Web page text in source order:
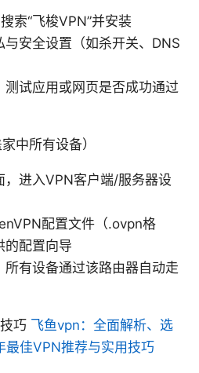
索“飞梭VPN”并安装
安全设置（如杀开关、DNS
测试应用或网页是否成功通过
中所有设备）
，进入VPN客户端/服务器设
配置文件（.ovpn格
的配置向导
所有设备通过该路由器自动走
巧 飞鱼vpn：全面解析、选
佳VPN推荐与实用技巧